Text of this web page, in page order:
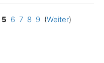
5 6 7 8 9 (Weiter)